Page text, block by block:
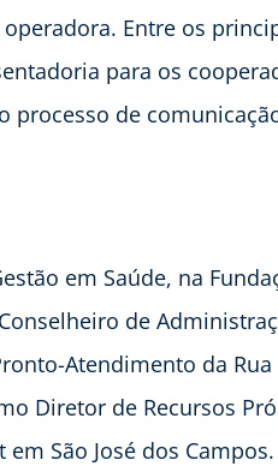
Entre os
para os
processo de
em Saúde, na
de
Atendimento da Rua
Diretor de Recursos
São José dos Campos.